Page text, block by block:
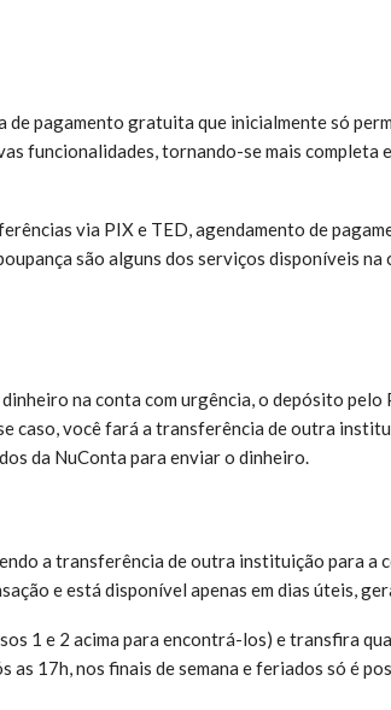
de pagamento gratuita que inicialmente só
funcionalidades, tornando-se mais completa
via PIX e TED, agendamento de
são alguns dos serviços disponíveis
na conta com urgência, o depósito pelo
caso, você fará a transferência de outra
da NuConta para enviar o dinheiro.
a transferência de outra instituição para a
e está disponível apenas em dias úteis,
1 e 2 acima para encontrá-los) e transfira
as 17h, nos finais de semana e feriados só é